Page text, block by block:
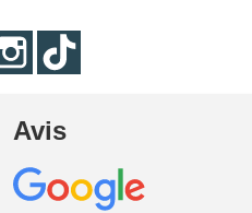
Instagram
Avis